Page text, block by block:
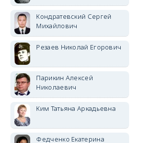
Кондратевский Сергей
Михайлович
Резаев Николай Егорович
Парикин Алексей
Николаевич
Ким Татьяна Аркадьевна
Федченко Екатерина